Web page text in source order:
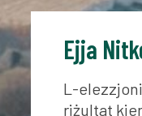
Ejja
L-
riżultat